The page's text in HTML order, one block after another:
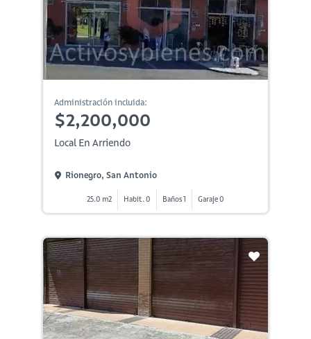
Administración incluida:
$2,200,000
Local En Arriendo
Rionegro, San Antonio
25.0 m2 Habit. 0 Baños 1 Garaje 0